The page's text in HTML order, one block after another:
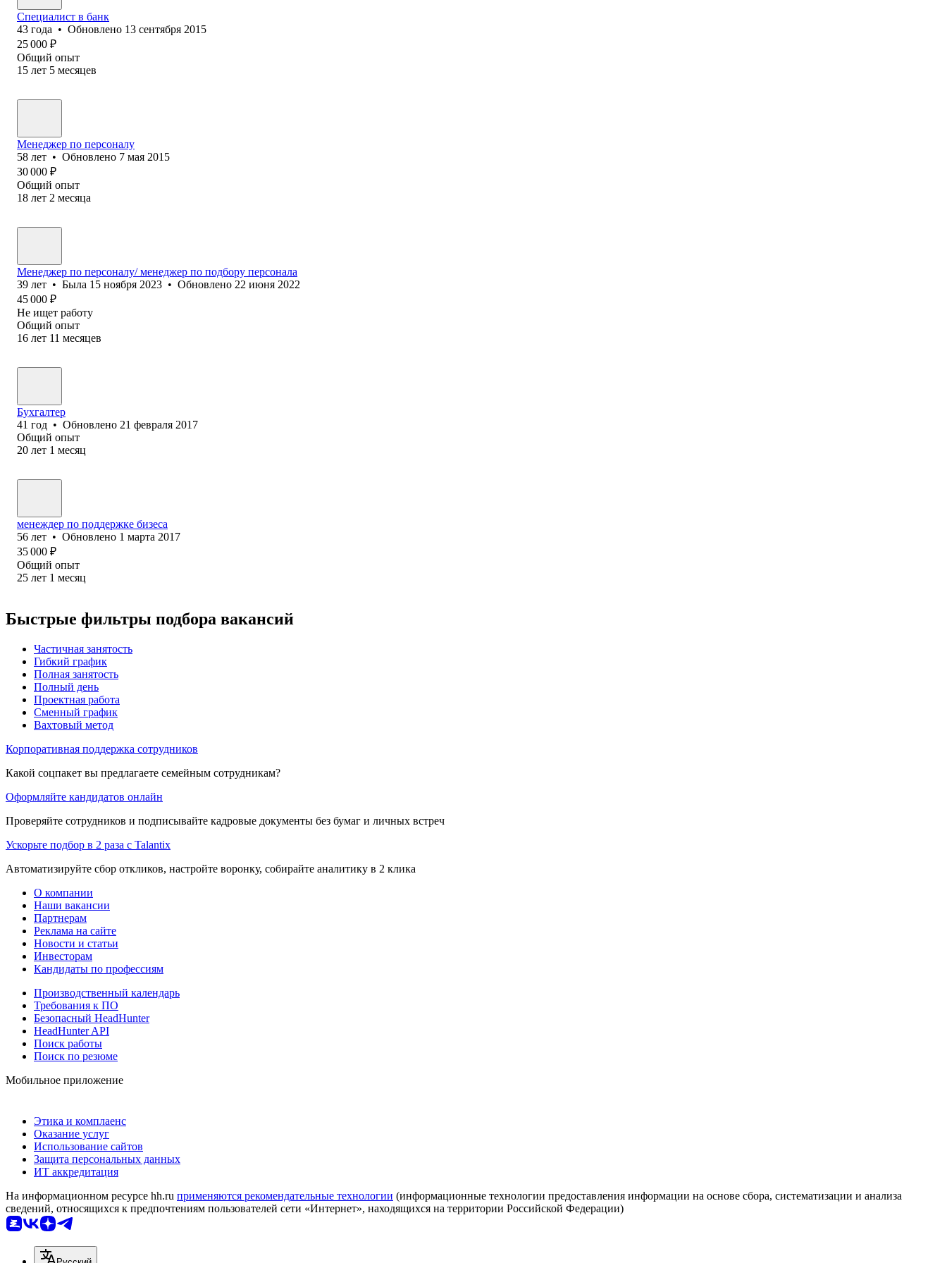
Специалист в банк
43 года • Обновлено 13 сентября 2015
25 000 ₽
Общий опыт
15 лет 5 месяцев
Менеджер по персоналу
58 лет • Обновлено 7 мая 2015
30 000 ₽
Общий опыт
18 лет 2 месяца
Менеджер по персоналу/ менеджер по подбору персонала
39 лет • Была 15 ноября 2023 • Обновлено 22 июня 2022
45 000 ₽
Не ищет работу
Общий опыт
16 лет 11 месяцев
Бухгалтер
41 год • Обновлено 21 февраля 2017
Общий опыт
20 лет 1 месяц
менеждер по поддержке бизеса
56 лет • Обновлено 1 марта 2017
35 000 ₽
Общий опыт
25 лет 1 месяц
Быстрые фильтры подбора вакансий
Частичная занятость
Гибкий график
Полная занятость
Полный день
Проектная работа
Сменный график
Вахтовый метод
Корпоративная поддержка сотрудников
Какой соцпакет вы предлагаете семейным сотрудникам?
Оформляйте кандидатов онлайн
Проверяйте сотрудников и подписывайте кадровые документы без бумаг и личных встреч
Ускорьте подбор в 2 раза с Talantix
Автоматизируйте сбор откликов, настройте воронку, собирайте аналитику в 2 клика
О компании
Наши вакансии
Партнерам
Реклама на сайте
Новости и статьи
Инвесторам
Кандидаты по профессиям
Производственный календарь
Требования к ПО
Безопасный HeadHunter
HeadHunter API
Поиск работы
Поиск по резюме
Мобильное приложение
Этика и комплаенс
Оказание услуг
Использование сайтов
Защита персональных данных
ИТ аккредитация
На информационном ресурсе hh.ru применяются рекомендательные технологии (информационные технологии предоставления информации на основе сбора, систематизации и анализа
сведений, относящихся к предпочтениям пользователей сети «Интернет», находящихся на территории Российской Федерации)